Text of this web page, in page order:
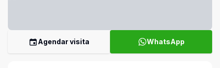
Agendar visita WhatsApp